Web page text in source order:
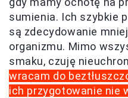
sumienia. Ich szybkie
są zdecydowanie
organizmu. Mimo
smaku, czuję
wracam do
ich przygotowanie nie